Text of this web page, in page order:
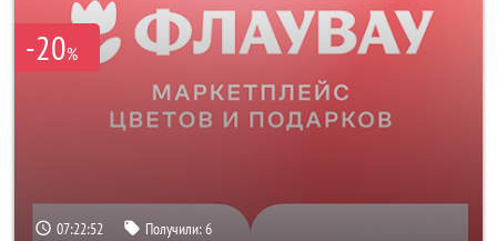
-20%
07:22:51 Получили:6